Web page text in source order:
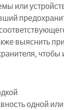
или
выяснить
чтобы
одной или